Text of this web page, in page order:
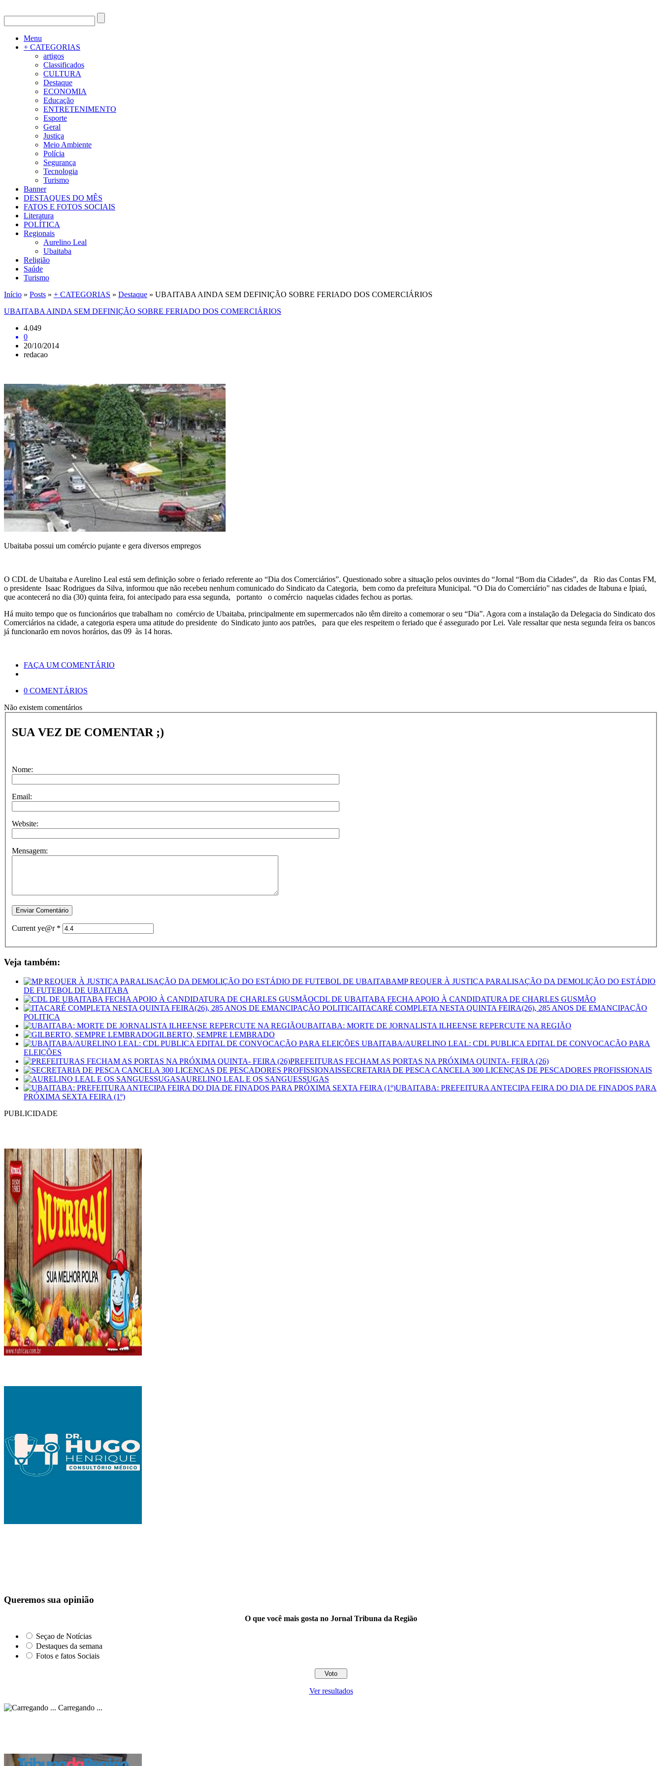
Menu
+ CATEGORIAS
artigos
Classificados
CULTURA
Destaque
ECONOMIA
Educação
ENTRETENIMENTO
Esporte
Geral
Justiça
Meio Ambiente
Polícia
Segurança
Tecnologia
Turismo
Banner
DESTAQUES DO MÊS
FATOS E FOTOS SOCIAIS
Literatura
POLÍTICA
Regionais
Aurelino Leal
Ubaitaba
Religião
Saúde
Turismo
Início » Posts » + CATEGORIAS » Destaque » UBAITABA AINDA SEM DEFINIÇÃO SOBRE FERIADO DOS COMERCIÁRIOS
UBAITABA AINDA SEM DEFINIÇÃO SOBRE FERIADO DOS COMERCIÁRIOS
4.049
0
20/10/2014
redacao
Ubaitaba possui um comércio pujante e gera diversos empregos
O CDL de Ubaitaba e Aurelino Leal está sem definição sobre o feriado referente ao “Dia dos Comerciários”. Questionado sobre a situação pelos ouvintes do “Jornal “Bom dia Cidades”, da Rio das Contas FM,
o presidente Isaac Rodrigues da Silva, informou que não recebeu nenhum comunicado do Sindicato da Categoria, bem como da prefeitura Municipal. “O Dia do Comerciário” nas cidades de Itabuna e Ipiaú,
que acontecerá no dia (30) quinta feira, foi antecipado para essa segunda, portanto o comércio naquelas cidades fechou as portas.
Há muito tempo que os funcionários que trabalham no comércio de Ubaitaba, principalmente em supermercados não têm direito a comemorar o seu “Dia”. Agora com a instalação da Delegacia do Sindicato dos
Comerciários na cidade, a categoria espera uma atitude do presidente do Sindicato junto aos patrões, para que eles respeitem o feriado que é assegurado por Lei. Vale ressaltar que nesta segunda feira os bancos
já funcionarão em novos horários, das 09 às 14 horas.
FAÇA UM COMENTÁRIO
0 COMENTÁRIOS
Não existem comentários
SUA VEZ DE COMENTAR ;)
Nome:
Email:
Website:
Mensagem:
Current ye@r *
Veja também:
MP REQUER À JUSTIÇA PARALISAÇÃO DA DEMOLIÇÃO DO ESTÁDIO
DE FUTEBOL DE UBAITABA
CDL DE UBAITABA FECHA APOIO À CANDIDATURA DE CHARLES GUSMÃO
ITACARÉ COMPLETA NESTA QUINTA FEIRA(26), 285 ANOS DE EMANCIPAÇÃO
POLITICA
UBAITABA: MORTE DE JORNALISTA ILHEENSE REPERCUTE NA REGIÃO
GILBERTO, SEMPRE LEMBRADO
UBAITABA/AURELINO LEAL: CDL PUBLICA EDITAL DE CONVOCAÇÃO PARA
ELEIÇÕES
PREFEITURAS FECHAM AS PORTAS NA PRÓXIMA QUINTA- FEIRA (26)
SECRETARIA DE PESCA CANCELA 300 LICENÇAS DE PESCADORES PROFISSIONAIS
AURELINO LEAL E OS SANGUESSUGAS
UBAITABA: PREFEITURA ANTECIPA FEIRA DO DIA DE FINADOS PARA
PRÓXIMA SEXTA FEIRA (1º)
PUBLICIDADE
Queremos sua opinião
O que você mais gosta no Jornal Tribuna da Região
Seçao de Notícias
Destaques da semana
Fotos e fatos Sociais
Ver resultados
Carregando ...